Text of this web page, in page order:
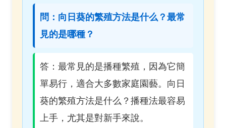
問：向日葵的繁殖方法是什么？最常
見的是哪種？
答：最常見的是播種繁殖，因為它簡
單易行，適合大多數家庭園藝。向日
葵的繁殖方法是什么？播種法最容易
上手，尤其是對新手來說。